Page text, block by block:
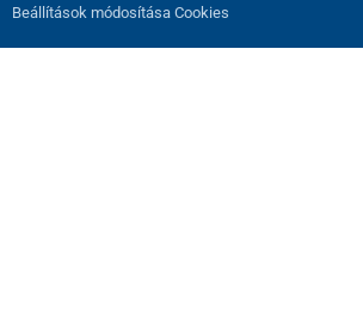
Beállítások módosítása Cookies